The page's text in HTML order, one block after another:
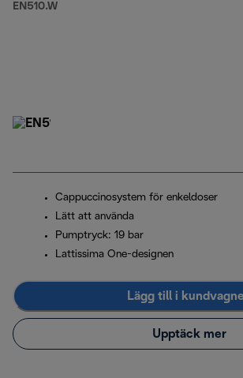
EN510.W
Cappuccinosystem för enkeldoser
Lätt att använda
Pumptryck: 19 bar
Lattissima One-designen
Lägg till i
Upptäck mer